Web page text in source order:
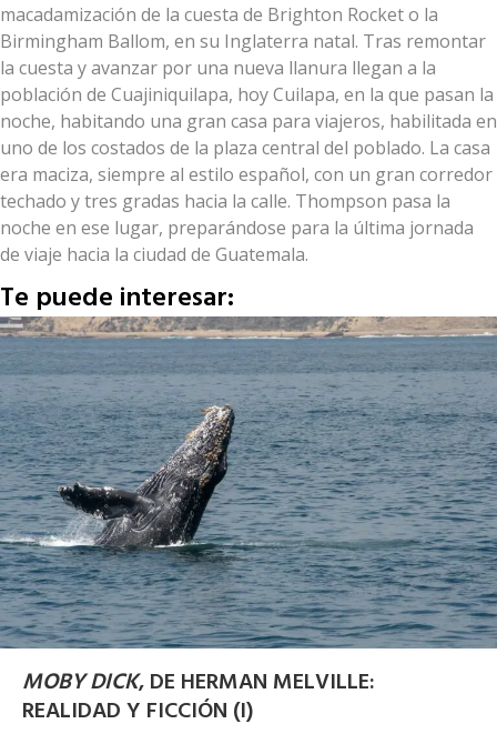
macadamización de la cuesta de Brighton Rocket o la
Birmingham Ballom, en su Inglaterra natal. Tras remontar
la cuesta y avanzar por una nueva llanura llegan a la
población de Cuajiniquilapa, hoy Cuilapa, en la que pasan la
noche, habitando una gran casa para viajeros, habilitada en
uno de los costados de la plaza central del poblado. La casa
era maciza, siempre al estilo español, con un gran corredor
techado y tres gradas hacia la calle. Thompson pasa la
noche en ese lugar, preparándose para la última jornada
de viaje hacia la ciudad de Guatemala.
Te puede interesar:
MOBY DICK, DE HERMAN MELVILLE:
REALIDAD Y FICCIÓN (I)